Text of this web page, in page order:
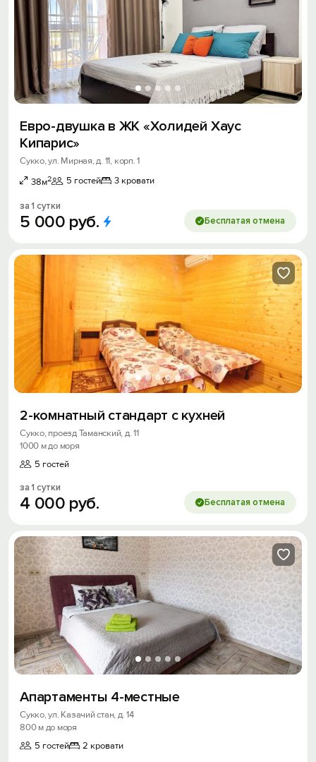
Евро-двушка в ЖК «Холидей Хаус
Кипарис»
Сукко, ул. Мирная, д. 11, корп. 1
38м2 5 гостей 3 кровати
за 1 сутки
5 000 руб. Бесплатая отмена
2-комнатный стандарт с кухней
Сукко, проезд Таманский, д. 11
1000 м до моря
5 гостей
за 1 сутки
4 000 руб. Бесплатая отмена
Апартаменты 4-местные
Сукко, ул. Казачий стан, д. 14
800 м до моря
5 гостей
2 кровати